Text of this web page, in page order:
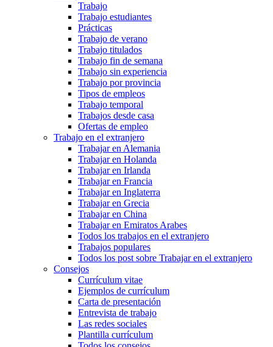
Trabajo
Trabajo estudiantes
Prácticas
Trabajo de verano
Trabajo titulados
Trabajo fin de semana
Trabajo sin experiencia
Trabajo por provincia
Tipos de empleos
Trabajo temporal
Trabajos desde casa
Ofertas de empleo
Trabajo en el extranjero
Trabajar en Alemania
Trabajar en Holanda
Trabajar en Irlanda
Trabajar en Francia
Trabajar en Inglaterra
Trabajar en Grecia
Trabajar en China
Trabajar en Emiratos Arabes
Todos los trabajos en el extranjero
Trabajos populares
Todos los post sobre Trabajar en el extranjero
Consejos
Currículum vitae
Ejemplos de currículum
Carta de presentación
Entrevista de trabajo
Las redes sociales
Plantilla currículum